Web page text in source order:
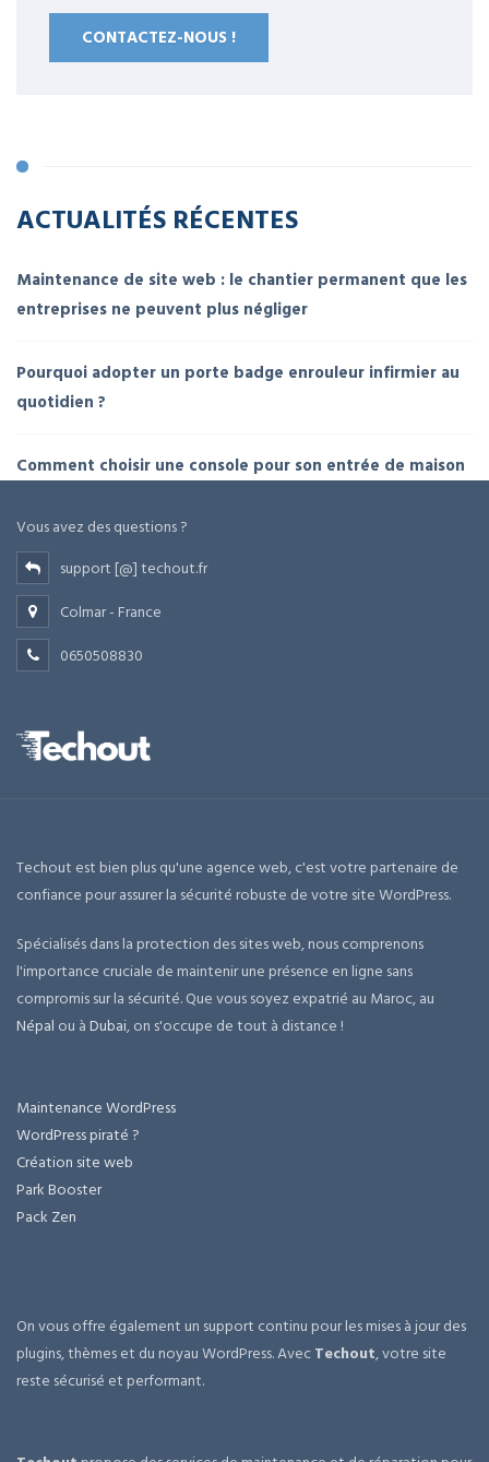
CONTACTEZ-NOUS !
ACTUALITÉS RÉCENTES
Maintenance de site web : le chantier permanent que les
entreprises ne peuvent plus négliger
Pourquoi adopter un porte badge enrouleur infirmier au
quotidien ?
Comment choisir une console pour son entrée de maison
Vous avez des questions ?
support [@] techout.fr
Colmar - France
0650508830
Techout est bien plus qu'une agence web, c'est votre partenaire de
confiance pour assurer la sécurité robuste de votre site WordPress.
Spécialisés dans la protection des sites web, nous comprenons
l'importance cruciale de maintenir une présence en ligne sans
compromis sur la sécurité. Que vous soyez expatrié au Maroc, au
Népal ou àDubai, on s'occupe de tout à distance !
Maintenance WordPress
WordPress piraté ?
Création site web
Park Booster
Pack Zen
On vous offre également un support continu pour les mises à jour des
plugins, thèmes et du noyau WordPress. AvecTechout, votre site
reste sécurisé et performant.